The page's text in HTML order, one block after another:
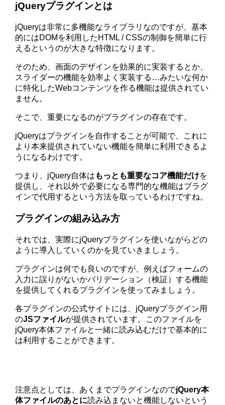
jQueryプラグインとは
jQueryは非常に多機能なライブラリなのですが、基本
的にはDOMを利用したHTML / CSSの制御を簡単に行
えるというのが大きな特徴になります。
そのため、画面のデザインを効果的に実装するとか、
スライダーの機能を効率よく実装する…みたいな何か
に特化したWebコンテンツを作る機能は提供されてい
ません。
そこで、重要になるのがプラグインの存在です。
jQueryはプラグインを自作することが可能で、これに
より本来提供されていない機能を簡単に利用できるよ
うになるわけです。
つまり、jQuery自体は もっとも重要なコア機能だけを
提供し、それ以外で必要になる専門的な機能はプラグ
インで代用するという方法を取っているわけですね。
プラグインの組み込み方
それでは、実際にjQueryプラグインを使いながらどの
ように導入していくのかを見ていきましょう。
プラグインは何でも良いのですが、例えばフォームの
入力に誤りがないかバリデーション（検証）する機能
を提供してくれるプラグインを使ってみましょう。
各プラグインの公式サイトには、jQueryプラグイン用
のJSファイルが提供されています。このファイルを
jQuery本体ファイルと一緒に読み込むだけで基本的に
は利用することができます。
注意点としては、あくまでプラグインなのでjQuery本
体ファイルのあとに読み込まないと機能しないという